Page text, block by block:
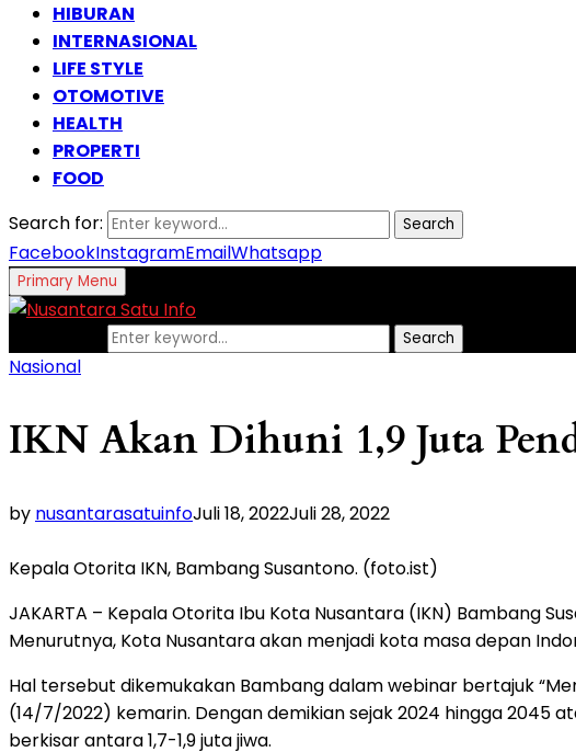
HIBURAN
INTERNASIONAL
LIFE STYLE
OTOMOTIVE
HEALTH
PROPERTI
FOOD
Search for:
Search
FacebookInstagramEmailWhatsapp
Primary Menu
Search
Nasional
IKN Akan Dihuni 1,9 Juta
by nusantarasatuinfoJuli 18, 2022Juli 28, 2022
Kepala Otorita IKN, Bambang Susantono. (foto.ist)
JAKARTA – Kepala Otorita Ibu Kota Nusantara (IKN) Bambang
Menurutnya, Kota Nusantara akan menjadi kota masa depan
Hal tersebut dikemukakan Bambang dalam webinar bertajuk
(14/7/2022) kemarin. Dengan demikian sejak 2024 hingga 2045
berkisar antara 1,7-1,9 juta jiwa.